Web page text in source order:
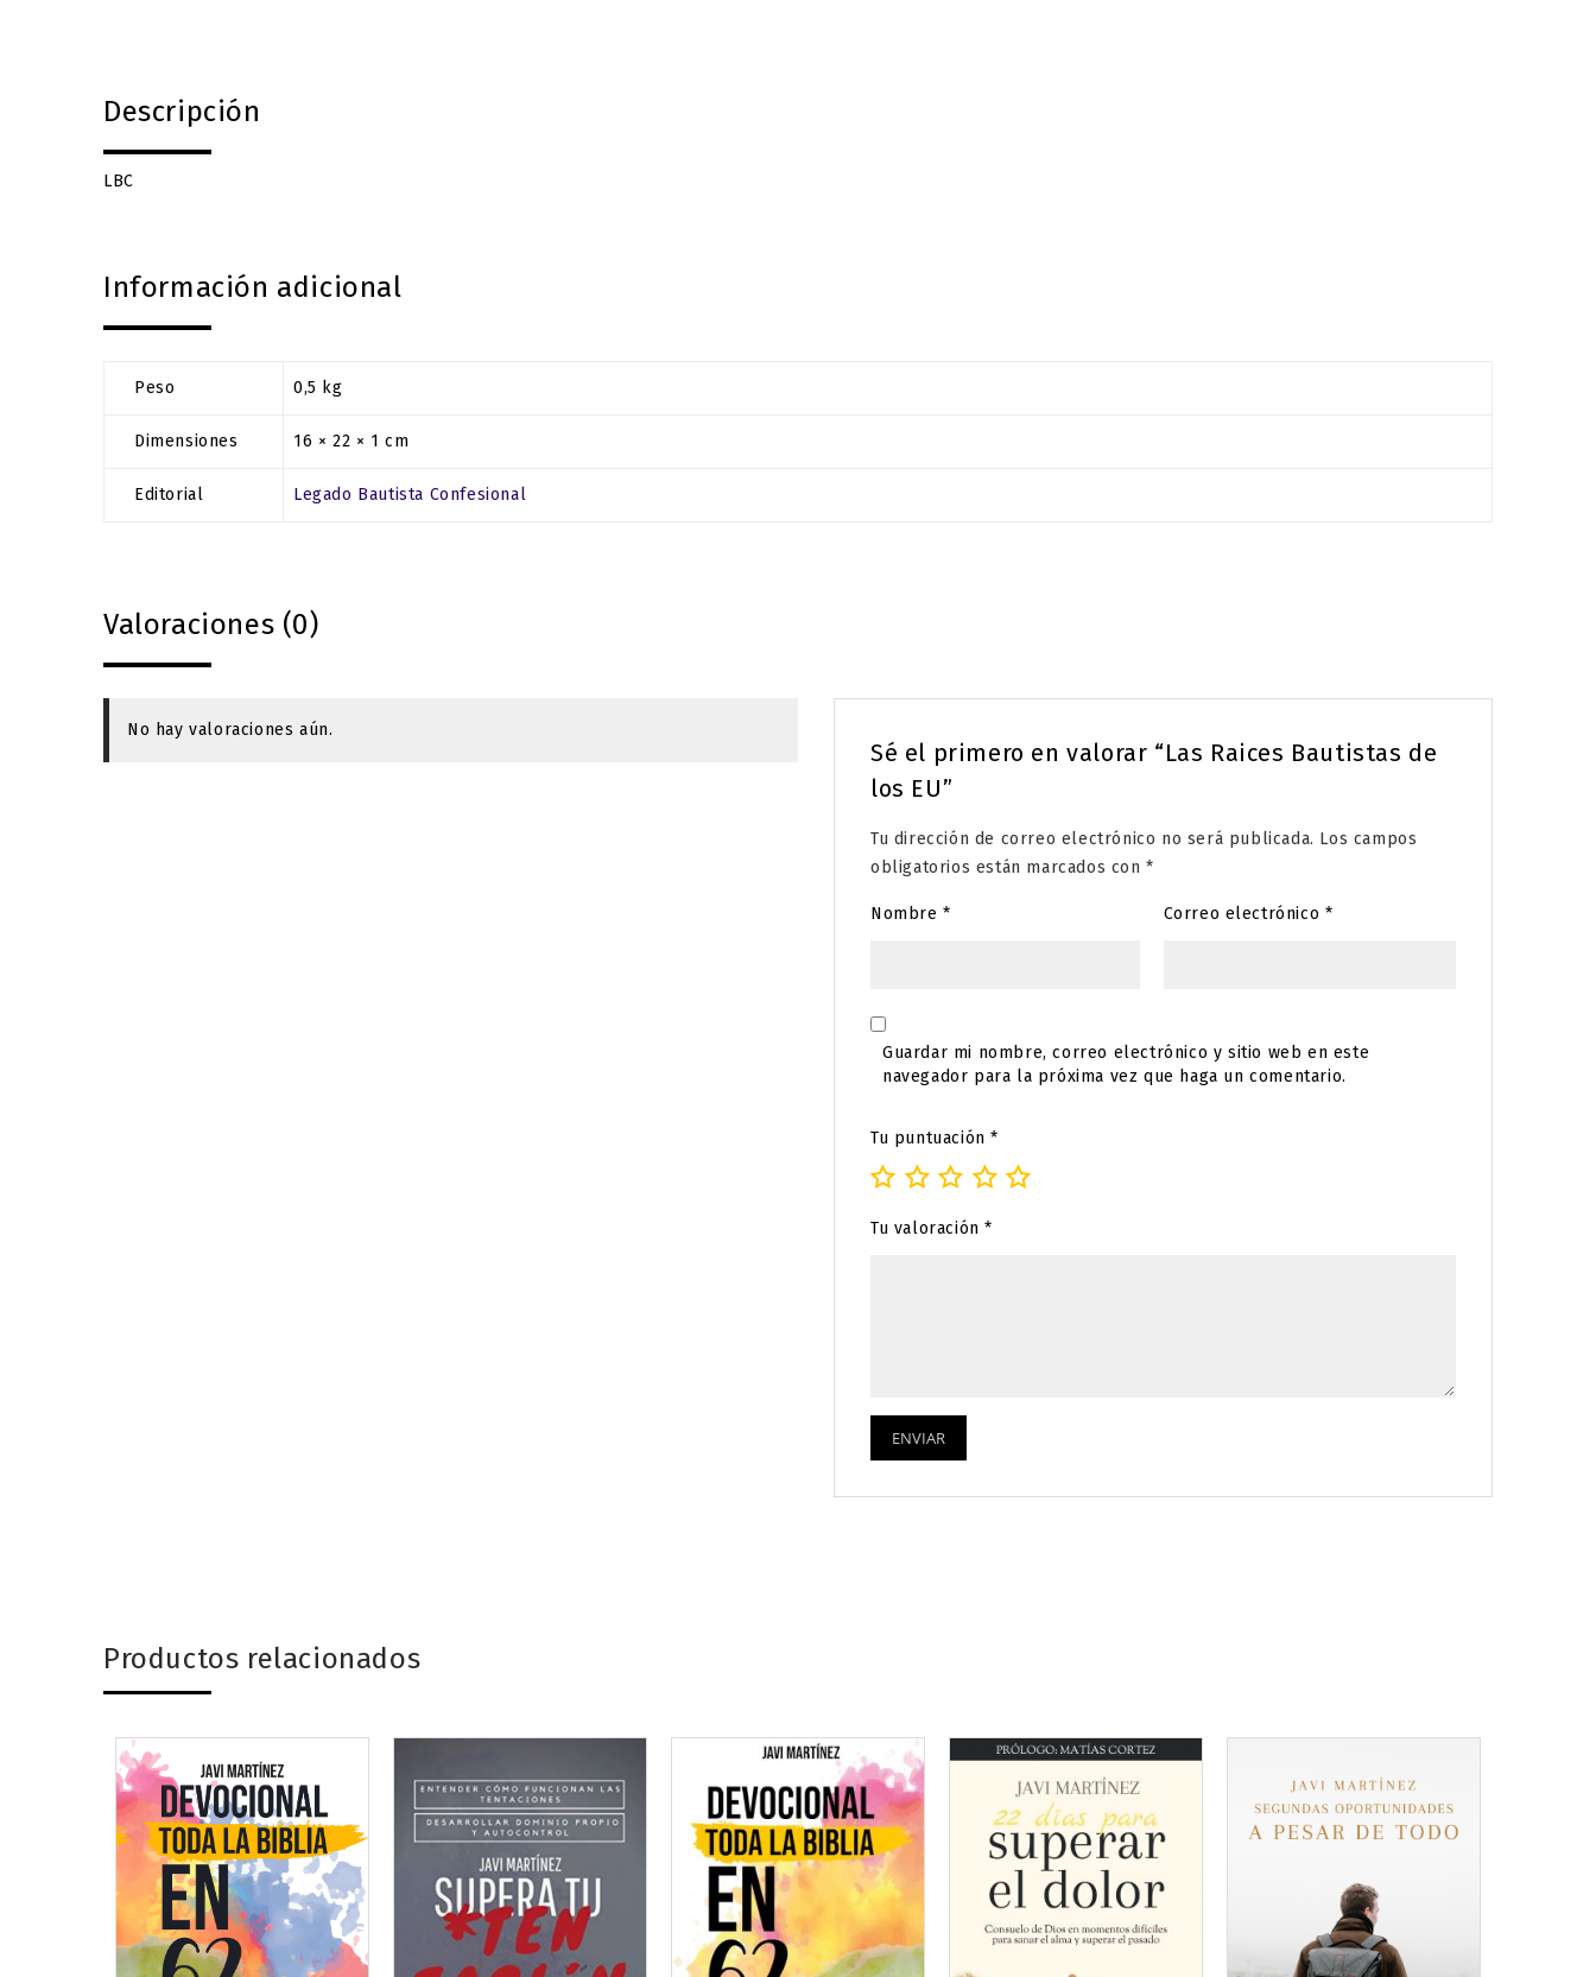
Descripción
LBC
Información adicional
Peso 0,5 kg
Dimensiones 16 × 22 × 1 cm
Editorial Legado Bautista Confesional
Valoraciones (0)
No hay valoraciones aún.
Sé el primero en valorar “Las Raices Bautistas de
los EU”
Tu dirección de correo electrónico no será publicada. Los campos
obligatorios están marcados con*
Nombre* Correo electrónico *
Guardar mi nombre, correo electrónico y sitio web en este
navegador para la próxima vez que haga un comentario.
Tu puntuación*
Tu valoración*
Productos relacionados